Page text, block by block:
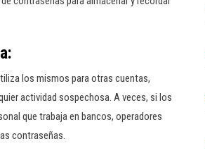
los mismos para otras cuentas,
actividad sospechosa. A veces, si los
que trabaja en bancos, operadores
contraseñas.